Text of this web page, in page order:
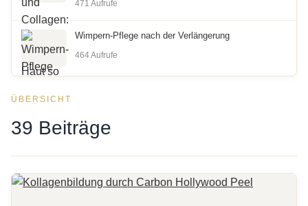
471 Aufrufe
Wimpern-Pflege nach der Verlängerung
464 Aufrufe
ÜBERSICHT
39 Beiträge